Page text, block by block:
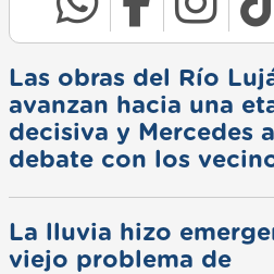
Las obras del Río
avanzan hacia una
decisiva y Mercedes
debate con los
La lluvia hizo
viejo problema de